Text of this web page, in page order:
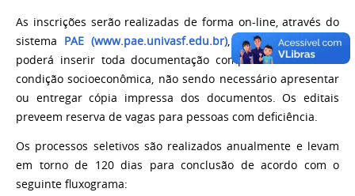
As inscrições serão realizadas de forma on-line, através do
sistema PAE (www.pae.univasf.edu.br) , onde o estudante
poderá inserir toda documentação comprobatória da sua
condição socioeconômica, não sendo necessário apresentar
ou entregar cópia impressa dos documentos. Os editais
preveem reserva de vagas para pessoas com deficiência.
Os processos seletivos são realizados anualmente e levam
em torno de 120 dias para conclusão de acordo com o
seguinte fluxograma: